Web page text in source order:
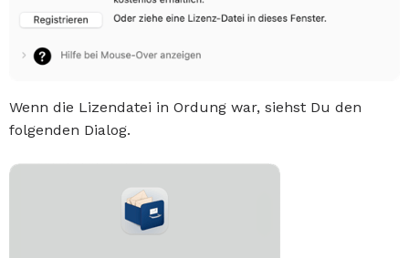
Wenn die Lizendatei in Ordung war, siehst Du den
folgenden Dialog.